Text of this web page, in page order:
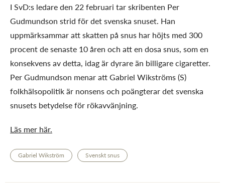
I SvD:s ledare den 22 februari tar skribenten Per
Gudmundson strid för det svenska snuset. Han
uppmärksammar att skatten på snus har höjts med 300
procent de senaste 10 åren och att en dosa snus, som en
konsekvens av detta, idag är dyrare än billigare cigaretter.
Per Gudmundson menar att Gabriel Wikströms (S)
folkhälsopolitik är nonsens och poängterar det svenska
snusets betydelse för rökavvänjning.
Läs mer här.
Gabriel Wikström Svenskt snus